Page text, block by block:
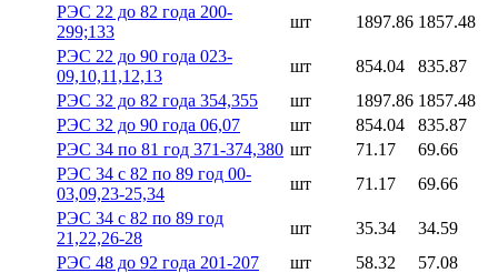
РЭС 22 до 82 года 200-
299;133
шт 1897.86 1857.48
РЭС 22 до 90 года 023-
09,10,11,12,13
шт 854.04
835.87
РЭС 32 до 82 года 354,355
шт 1897.86 1857.48
РЭС 32 до 90 года 06,07
шт 854.04
835.87
РЭС 34 по 81 год 371-374,380 шт 71.17
69.66
РЭС 34 с 82 по 89 год 00-
03,09,23-25,34
шт 71.17
69.66
РЭС 34 с 82 по 89 год
21,22,26-28
шт 35.34
34.59
РЭС 48 до 92 года 201-207
шт 58.32
57.08